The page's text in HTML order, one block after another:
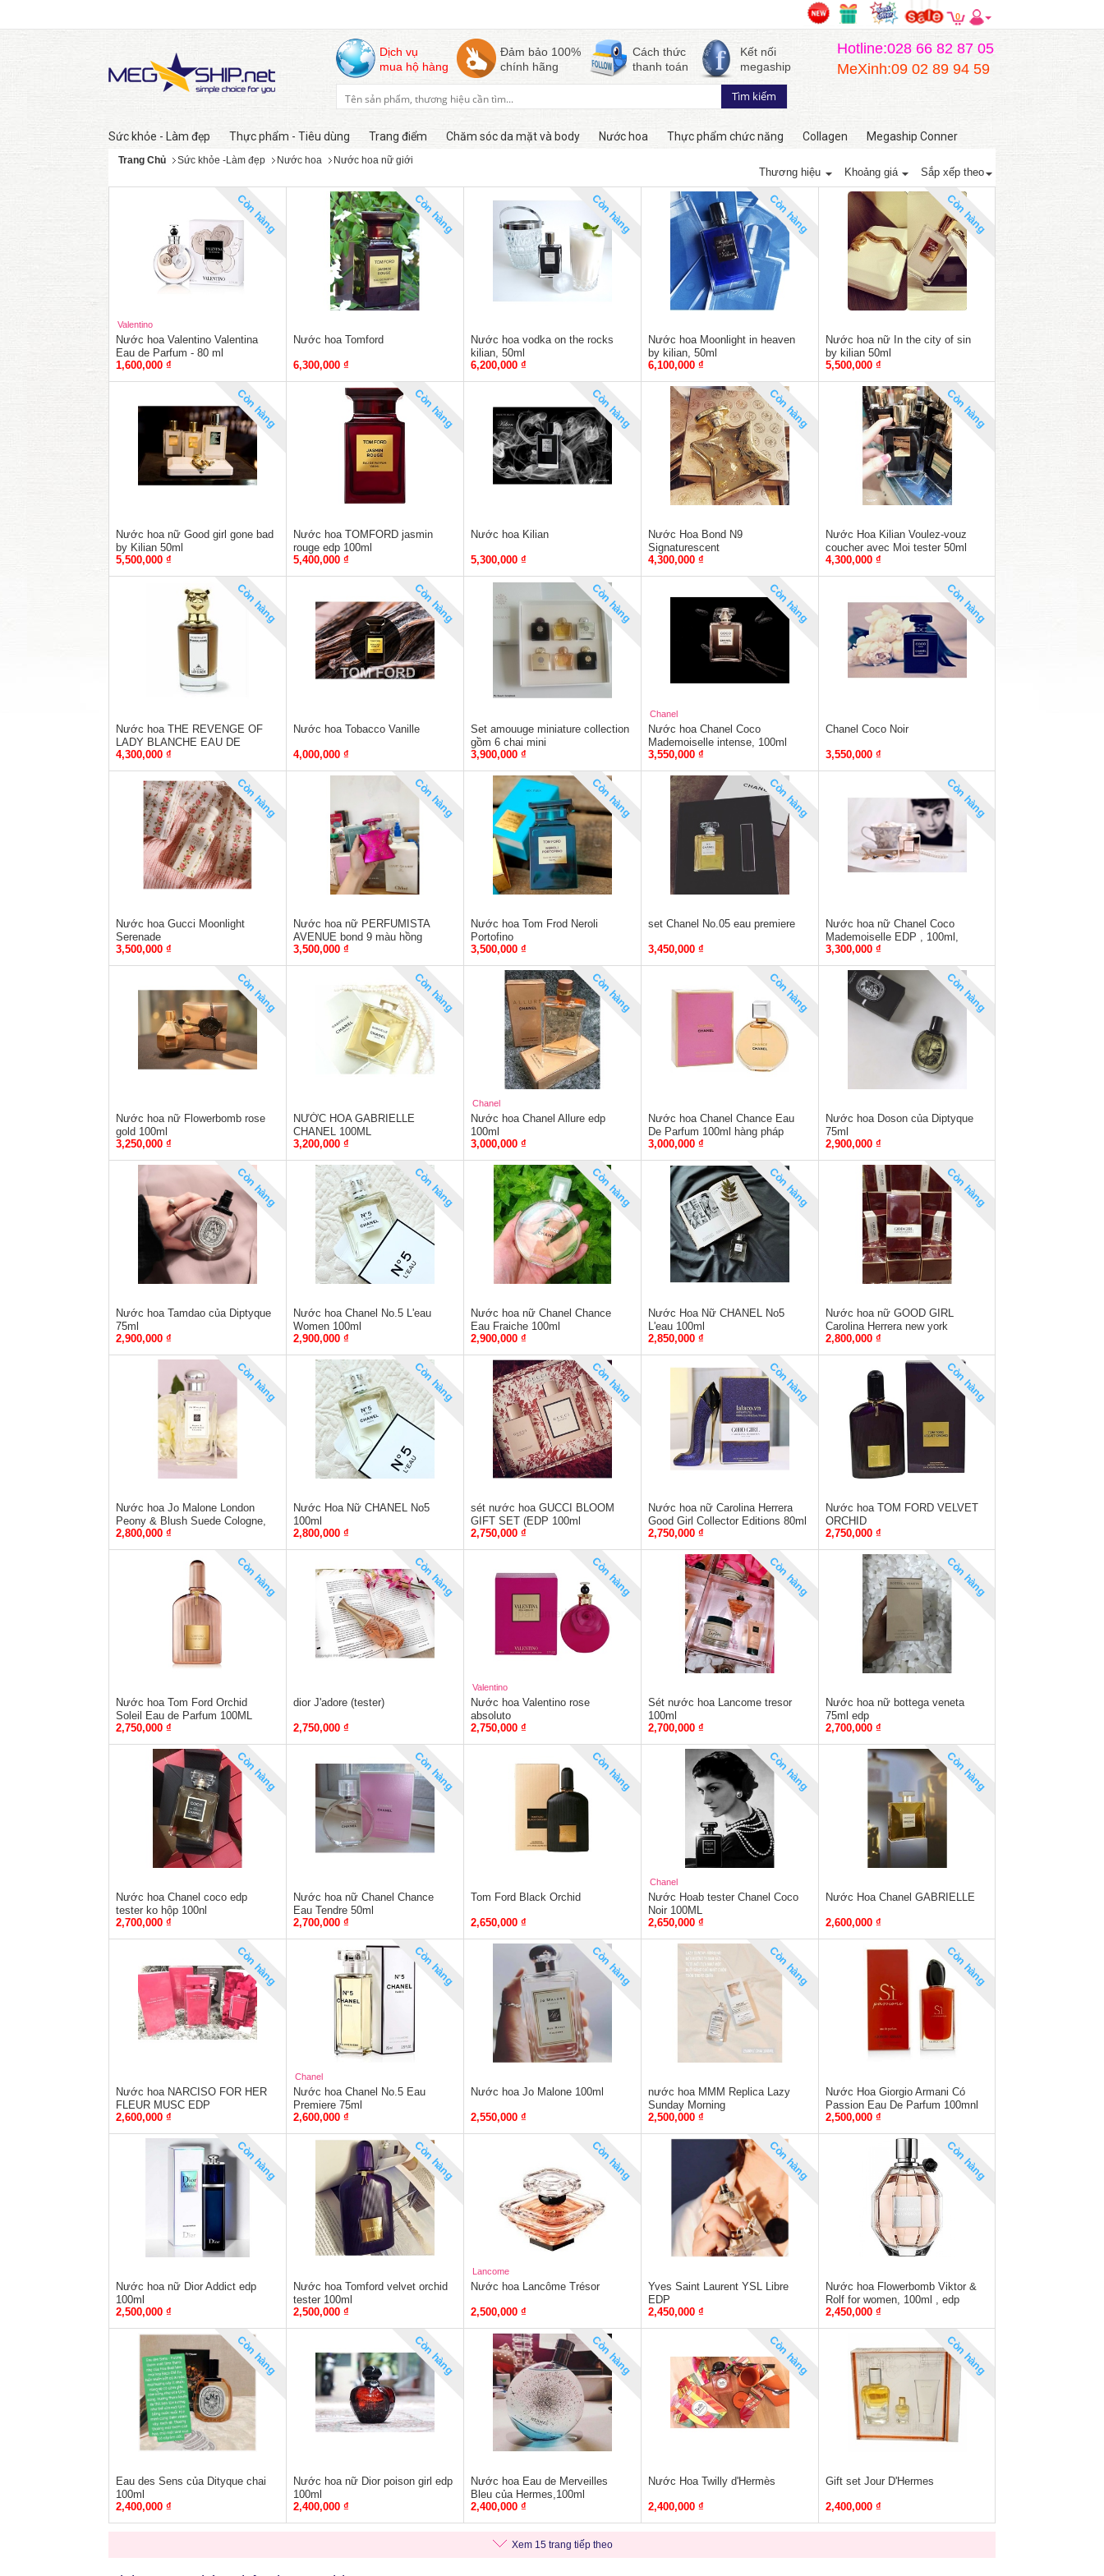
0
Dịch vụ
mua hộ hàng
Đảm bảo 100%
chính hãng
Cách thức
thanh toán
Kết nối
megaship
Hotline:028 66 82 87 05
MeXinh:09 02 89 94 59
Sức khỏe - Làm đẹp Thực phẩm - Tiêu dùng Trang điểm Chăm sóc da mặt và body Nước hoa Thực phẩm chức năng Collagen Megaship Conner
Trang Chủ Sức khỏe -Làm đẹp Nước hoa Nước hoa nữ giới
Thương hiệu Khoảng giá Sắp xếp theo
Còn hàng
Valentino
Nước hoa Valentino Valentina
Eau de Parfum - 80 ml
1,600,000 ₫
Còn hàng
Nước hoa Tomford
6,300,000 ₫
Còn hàng
Nước hoa vodka on the rocks
kilian, 50ml
6,200,000 ₫
Còn hàng
Nước hoa Moonlight in heaven
by kilian, 50ml
6,100,000 ₫
Còn hàng
Nước hoa nữ In the city of sin
by kilian 50ml
5,500,000 ₫
Còn hàng
Nước hoa nữ Good girl gone bad
by Kilian 50ml
5,500,000 ₫
Còn hàng
Nước hoa TOMFORD jasmin
rouge edp 100ml
5,400,000 ₫
Còn hàng
Nước hoa Kilian
5,300,000 ₫
Còn hàng
Nước Hoa Bond N9
Signaturescent
4,300,000 ₫
Còn hàng
Nước Hoa Kilian Voulez-vouz
coucher avec Moi tester 50ml
4,300,000 ₫
Còn hàng
Nước hoa THE REVENGE OF
LADY BLANCHE EAU DE
PARFUM tester
4,300,000 ₫
Còn hàng
Nước hoa Tobacco Vanille
4,000,000 ₫
Còn hàng
Set amouuge miniature collection
gồm 6 chai mini
3,900,000 ₫
Còn hàng
Chanel
Nước hoa Chanel Coco
Mademoiselle intense, 100ml
3,550,000 ₫
Còn hàng
Chanel Coco Noir
3,550,000 ₫
Còn hàng
Nước hoa Gucci Moonlight
Serenade
3,500,000 ₫
Còn hàng
Nước hoa nữ PERFUMISTA
AVENUE bond 9 màu hồng
3,500,000 ₫
Còn hàng
Nước hoa Tom Frod Neroli
Portofino
3,500,000 ₫
Còn hàng
set Chanel No.05 eau premiere
3,450,000 ₫
Còn hàng
Nước hoa nữ Chanel Coco
Mademoiselle EDP , 100ml,
tester
3,300,000 ₫
Còn hàng
Nước hoa nữ Flowerbomb rose
gold 100ml
3,250,000 ₫
Còn hàng
NƯỚC HOA GABRIELLE
CHANEL 100ML
3,200,000 ₫
Còn hàng
Chanel
Nước hoa Chanel Allure edp
100ml
3,000,000 ₫
Còn hàng
Nước hoa Chanel Chance Eau
De Parfum 100ml hàng pháp
3,000,000 ₫
Còn hàng
Nước hoa Doson của Diptyque
75ml
2,900,000 ₫
Còn hàng
Nước hoa Tamdao của Diptyque
75ml
2,900,000 ₫
Còn hàng
Nước hoa Chanel No.5 L'eau
Women 100ml
2,900,000 ₫
Còn hàng
Nước hoa nữ Chanel Chance
Eau Fraiche 100ml
2,900,000 ₫
Còn hàng
Nước Hoa Nữ CHANEL No5
L'eau 100ml
2,850,000 ₫
Còn hàng
Nước hoa nữ GOOD GIRL
Carolina Herrera new york
VELVET FATALE EDP 80ML
2,800,000 ₫
Còn hàng
Nước hoa Jo Malone London
Peony & Blush Suede Cologne,
100ml
2,800,000 ₫
Còn hàng
Nước Hoa Nữ CHANEL No5
100ml
2,800,000 ₫
Còn hàng
sét nước hoa GUCCI BLOOM
GIFT SET (EDP 100ml
2,750,000 ₫
Còn hàng
Nước hoa nữ Carolina Herrera
Good Girl Collector Editions 80ml
2,750,000 ₫
Còn hàng
Nước hoa TOM FORD VELVET
ORCHID
2,750,000 ₫
Còn hàng
Nước hoa Tom Ford Orchid
Soleil Eau de Parfum 100ML
2,750,000 ₫
Còn hàng
dior J'adore (tester)
2,750,000 ₫
Còn hàng
Valentino
Nước hoa Valentino rose
absoluto
2,750,000 ₫
Còn hàng
Sét nước hoa Lancome tresor
100ml
2,700,000 ₫
Còn hàng
Nước hoa nữ bottega veneta
75ml edp
2,700,000 ₫
Còn hàng
Nước hoa Chanel coco edp
tester ko hộp 100nl
2,700,000 ₫
Còn hàng
Nước hoa nữ Chanel Chance
Eau Tendre 50ml
2,700,000 ₫
Còn hàng
Tom Ford Black Orchid
2,650,000 ₫
Còn hàng
Chanel
Nước Hoab tester Chanel Coco
Noir 100ML
2,650,000 ₫
Còn hàng
Nước Hoa Chanel GABRIELLE
2,600,000 ₫
Còn hàng
Nước hoa NARCISO FOR HER
FLEUR MUSC EDP
2,600,000 ₫
Còn hàng
Chanel
Nước hoa Chanel No.5 Eau
Premiere 75ml
2,600,000 ₫
Còn hàng
Nước hoa Jo Malone 100ml
2,550,000 ₫
Còn hàng
nước hoa MMM Replica Lazy
Sunday Morning
2,500,000 ₫
Còn hàng
Nước Hoa Giorgio Armani Có
Passion Eau De Parfum 100mnl
2,500,000 ₫
Còn hàng
Nước hoa nữ Dior Addict edp
100ml
2,500,000 ₫
Còn hàng
Nước hoa Tomford velvet orchid
tester 100ml
2,500,000 ₫
Còn hàng
Lancome
Nước hoa Lancôme Trésor
2,500,000 ₫
Còn hàng
Yves Saint Laurent YSL Libre
EDP
2,450,000 ₫
Còn hàng
Nước hoa Flowerbomb Viktor &
Rolf for women, 100ml , edp
100ML
2,450,000 ₫
Còn hàng
Eau des Sens của Dityque chai
100ml
2,400,000 ₫
Còn hàng
Nước hoa nữ Dior poison girl edp
100ml
2,400,000 ₫
Còn hàng
Nước hoa Eau de Merveilles
Bleu của Hermes,100ml
2,400,000 ₫
Còn hàng
Nước Hoa Twilly d'Hermès
2,400,000 ₫
Còn hàng
Gift set Jour D'Hermes
2,400,000 ₫
Xem 15 trang tiếp theo